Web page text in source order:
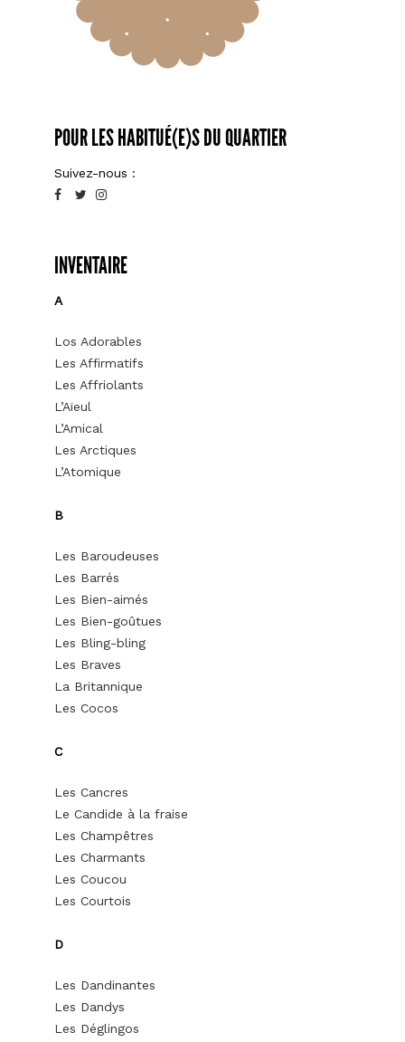
POUR LES HABITUÉ(E)S DU QUARTIER
Suivez-nous :
INVENTAIRE
A
Los Adorables
Les Affirmatifs
Les Affriolants
L’Aïeul
L’Amical
Les Arctiques
L’Atomique
B
Les Baroudeuses
Les Barrés
Les Bien-aimés
Les Bien-goûtues
Les Bling-bling
Les Braves
La Britannique
Les Cocos
C
Les Cancres
Le Candide à la fraise
Les Champêtres
Les Charmants
Les Coucou
Les Courtois
D
Les Dandinantes
Les Dandys
Les Déglingos